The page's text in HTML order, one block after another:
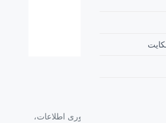
گروه فراسو با بیش از 35 سال تجربه در حوزه فناوری اطلاعات،